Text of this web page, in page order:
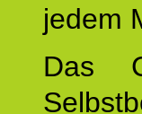
jedem
Das